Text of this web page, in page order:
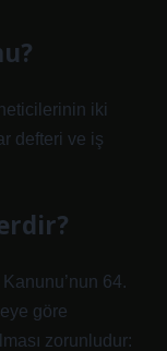
iki
defteri ve iş
64.
göre
zorunludur: